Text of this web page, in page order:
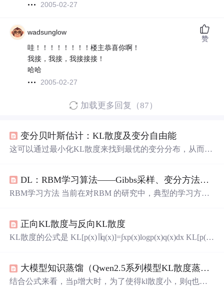
2005-02-27
wadsunglow
哇！！！！！！！！楼主恭喜你啊！
我接，我接，我接接接！
哈哈
2005-02-27
赞
加载更多回复（87）
变分贝叶斯估计：KL散度及变分自由能
这可以通过最小化KL散度来找到最优的变分分布，从而近
能接近真实的后验分布。变分自由能与最大化证据下界是
等价的，因为最大化 ELBO 的过程等价于最小化其负值，
中，同时考虑了与真实后验的接近度和模型对观测数据的
拟合。其中，Q 是我们希望找到的近似分布，P 是真实的
后验分布，X 是观测数据，Z 是未知的潜在变量。
DL：RBM学习算法——Gibbs采样、变分方法、对比散度、模拟退火
RBM学习方法 当前在对RBM 的研究中，典型的学习方法
拟退火(simulate annealing) 算法等。下面对这些方法进行对
比。 1、Gibbs采样算法 （1）简介 G
正向KL散度与反向KL散度
KL散度的公式是 KL[p(x)∣∣q(x)]=∫xp(x)logp(x)q(x)dx KL[p(x)|
布q(x)q(x)q(x)去近似p(x)p(x)p(x)，我们很容易想到用最小
化KL散度来求，但由于KL散度是不对称的，所以并不是
大模型知识蒸馏（Qwen2.5系列模型KL散度蒸馏）
结合公式来看，当p增大时，为了使得kl散度小，则q也需